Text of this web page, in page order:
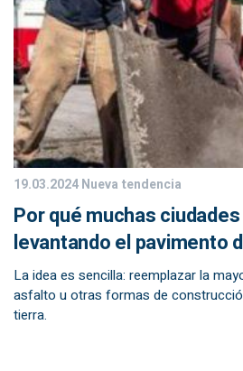
19.03.2024Nueva tendencia
Por qué muchas
levantando el pavimento
La idea es sencilla: reemplazar la
asfalto u otras formas de
tierra.